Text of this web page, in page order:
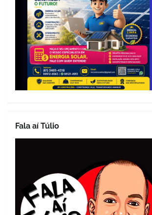
Fala aí Túlio